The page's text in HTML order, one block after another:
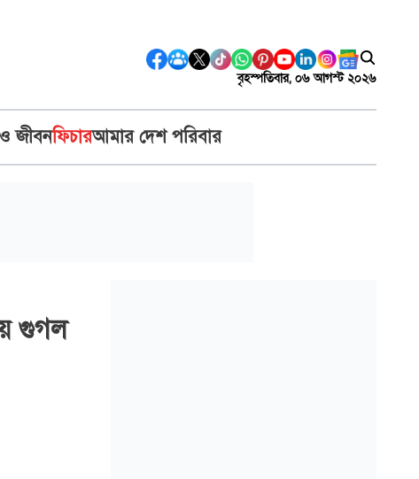
বৃহস্পতিবার, ০৬ আগস্ট ২০২৬
জীবনফিচারআমার দেশ পরিবার
গুগল